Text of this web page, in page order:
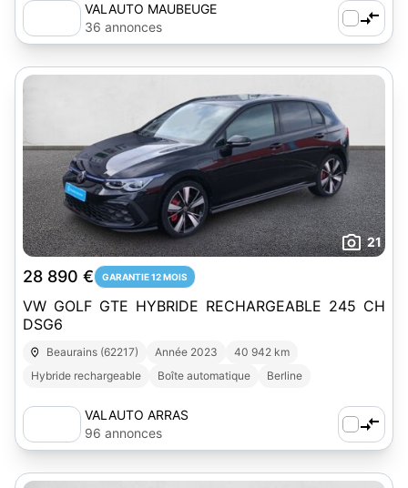
VALAUTO MAUBEUGE
36 annonces
21
28 890 € GARANTIE 12 MOIS
VW GOLF GTE HYBRIDE RECHARGEABLE 245 CH
DSG6
Beaurains (62217) Année 2023
40 942 km
Hybride rechargeable
Boîte automatique Berline
VALAUTO ARRAS
96 annonces